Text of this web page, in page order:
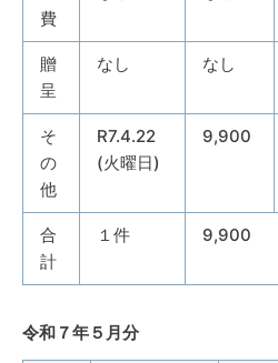
費
贈
呈
なし なし
そ
の
他
R7.4.22
(火曜日)
9,900
合
計
１件 9,900
令和７年５月分